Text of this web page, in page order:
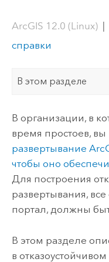
ArcGIS 12.0 (Linux)|
справки
В этом разделе
В организации, в
время простоев,
развертывание
чтобы оно
Для построения
развертывания,
портал, должны
В этом разделе
в